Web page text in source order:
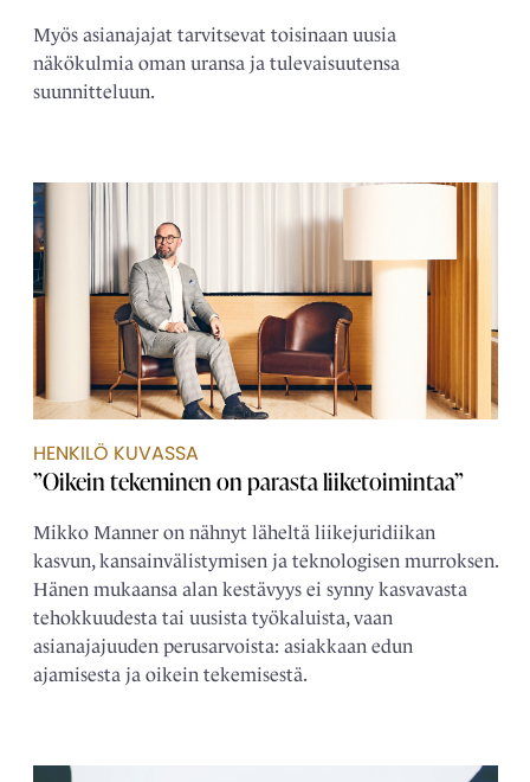
Myös asianajajat tarvitsevat toisinaan uusia
näkökulmia oman uransa ja tulevaisuutensa
suunnitteluun.
HENKILÖ KUVASSA
”Oikein tekeminen on parasta liiketoimintaa”
Mikko Manner on nähnyt läheltä liikejuridiikan
kasvun, kansainvälistymisen ja teknologisen murroksen.
Hänen mukaansa alan kestävyys ei synny kasvavasta
tehokkuudesta tai uusista työkaluista, vaan
asianajajuuden perusarvoista: asiakkaan edun
ajamisesta ja oikein tekemisestä.